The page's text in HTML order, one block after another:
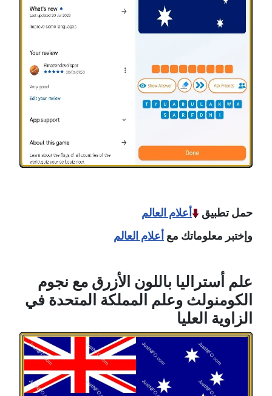
حمل تطبيق
أعلام العالم
وإختبر معلوماتك مع أعلام العالم
علم أستراليا باللون الأزرق مع نجوم
الكومنولث وعلم المملكة المتحدة في
الزاوية العليا